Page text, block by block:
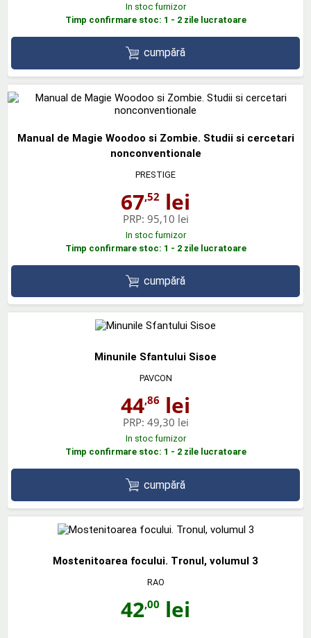
In stoc furnizor
Timp confirmare stoc: 1 - 2 zile lucratoare
cumpără
Manual de Magie Woodoo si Zombie. Studii si cercetari
nonconventionale
PRESTIGE
67,52 lei
PRP: 95,10 lei
In stoc furnizor
Timp confirmare stoc: 1 - 2 zile lucratoare
cumpără
Minunile Sfantului Sisoe
PAVCON
44,86 lei
PRP: 49,30 lei
In stoc furnizor
Timp confirmare stoc: 1 - 2 zile lucratoare
cumpără
Mostenitoarea focului. Tronul, volumul 3
RAO
42,00 lei